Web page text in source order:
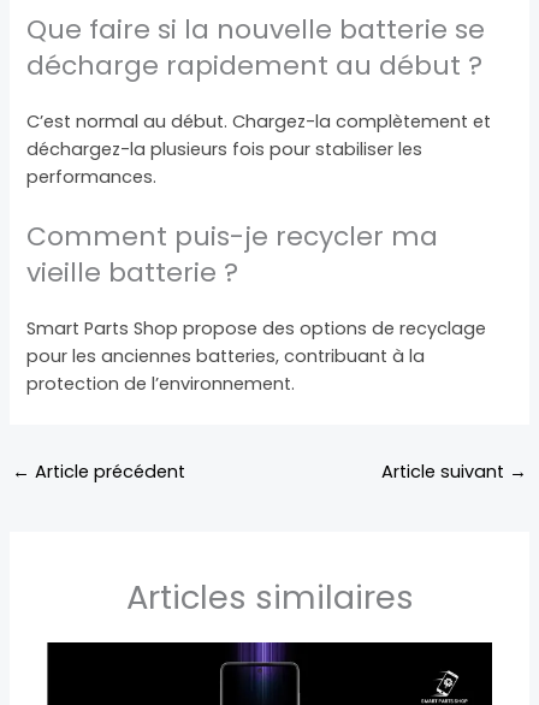
Que faire si la nouvelle batterie se
décharge rapidement au début ?
C’est normal au début. Chargez-la complètement et
déchargez-la plusieurs fois pour stabiliser les
performances.
Comment puis-je recycler ma
vieille batterie ?
Smart Parts Shop propose des options de recyclage
pour les anciennes batteries, contribuant à la
protection de l’environnement.
← Article précédent Article suivant →
Articles similaires